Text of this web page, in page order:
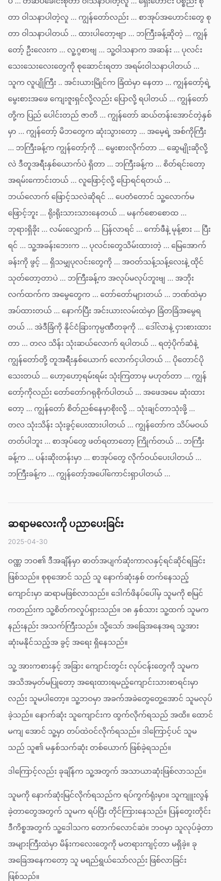
တာ ဝါသနာပါတဲ့လူ … ကျွန်တော်လည်း … စာအုပ်အဟောင်းတွေ စု
တာ ဝါသနာပါတယ် … ထားပါတော့ဗျာ … ဘကြီးခန့်ဆိုတဲ့ … ကျွန်
တော့် ဦးလေးက … လူ့ဂွစာဗျ … သူ့ဝါသနာက အဆန်း … ပုလင်း
သေးသေးလေးတွေကို စုဆောင်းရတာ အရမ်းဝါသနာပါတယ် …
သူက လူပျိုကြီး .. အင်းယားမြိုင်က ခြံထဲမှာ နေတာ … ကျွန်တော့်ရဲ့
မွေးစားအဖေ ကျေးဇူးရှင်လို့လည်း ပြောလို့ ရပါတယ် … ကျွန်တော်
တို့က ပြည် ပေါင်းတည် ဇာတိ … ကျွန်တော် ဆယ်တန်းအောင်တဲ့နှစ်
မှာ … ကျွန်တော့် မိဘတွေက ဆုံးသွားတော့ … အမေ့ရဲ့ အစ်ကိုကြီး
… ဘကြီးခန့်က ကျွန်တော့်ကို … မွေးစားလိုက်တာ … ဆွေမျိုးဆိုလို့
လဲ ဒီတူအရီးနှစ်ယောက်ပဲ ရှိတာ … ဘကြီးခန့်က … စိတ်ရင်းတော့
အရမ်းကောင်းတယ် … လူဖြောင့်လို့ ပြောရင်ရတယ် …
ဘယ်လောက် ဖြောင့်သလဲဆိုရင် … ပေတံတောင် သူ့လောက်မ
ဖြောင့်ဘူး … ရိုးရိုးသားသားနေတယ် … မနက်စောစောထ …
ဘုရားရှိခိုး … လမ်းလျှောက် … ပြန်လာရင် … ကော်ဖီနဲ့ မုန့်စား … ပြီး
ရင် … သူ့အခန်းဘေးက … ပုလင်းတွေသိမ်းထားတဲ့ … မြေအောက်
ခန်းကို ဖွင့် … ရှိသမျှပုလင်းတွေကို … အဝတ်သန့်သန့်လေးနဲ့ ထိုင်
သုတ်တော့တာပဲ … ဘကြီးခန့်က အလုပ်မလုပ်ဘူးဗျ … အဘိုး
လက်ထက်က အမွေတွေက … တော်တော်များတယ် … ဘဏ်ထဲမှာ
အပ်ထားတယ် … နောက်ပြီး အင်းယားလမ်းထဲမှာ ခြံတခြံအမွေရ
တယ် … အဲဒီခြံကို နိုင်ငံခြားကုမ္ပဏီတခုကို … ဒေါ်လာနဲ့ ငှားစားထား
တာ … တလ သိန်း သုံးဆယ်လောက် ရပါတယ် … ရတဲ့ပိုက်ဆံနဲ့
ကျွန်တော်တို့ တူအရီးနှစ်ယောက် လောက်ငှပါတယ် … ပိုတောင်ပို
သေးတယ် … ဟော့ဟော့ရမ်းရမ်း သုံးကြတာမှ မဟုတ်တာ … ကျွန်
တော့်ကိုလည်း တော်တော်ဂရုစိုက်ပါတယ် … အဖေအမေ ဆုံးထား
တော့ … ကျွန်တော် စိတ်ညစ်နေမှာစိုးလို့ … သုံးချင်တာသုံးဖို့ …
တလ သုံးသိန်း သုံးခွင့်ပေးထားပါတယ် … ကျွန်တော်က သိပ်မဝယ်
တတ်ပါဘူး … စာအုပ်တွေ ဖတ်ရတာတော့ ကြိုက်တယ် … ဘကြီး
ခန့်က … ပန်းဆိုးတန်းမှာ … စာအုပ်တွေ လိုက်ဝယ်ပေးပါတယ် …
ဘကြီးခန့်က … ကျွန်တော့်အပေါ်ကောင်းရှာပါတယ် …
ဆရာမလေးကို ပညာပေးခြင်း
2025-04-30
ဝဏ္ဏ ဘဝ၏ ဒီအချိန်မှာ ဓာတ်အပျက်ဆုံးကာလနှင့်ရင်ဆိုင်ရခြင်း
ဖြစ်သည်။ စုစုအောင် သည် သူ နောက်ဆုံးနှစ် တက်နေသည့်
ကျောင်းမှာ ဆရာမဖြစ်လာသည်။ ဒေါက်ဖိနပ်ပေါ်မှ သူမကို စမြင်
ကတည်းက သူ့စိတ်ကလှုပ်ရှားသည်။ ၁၈ နှစ်သား သူ့ထက် သူမက
နည်းနည်း အသက်ကြီးသည်။ သို့သော် အခြေအနေအရ သူ့အား
ဆုံးမနိုင်သည့်အ ခွင့် အရေး ရှိနေသည်။
သူ့ အားကစားနှင့် အခြား ကျောင်းတွင်း လုပ်ငန်းတွေကို သူမက
အသိအမှတ်မပြုတော့ အရေးထားရမည့်ကျောင်းသားစာရင်းမှာ
လည်း သူမပါတော့။ သူ့ဘဝမှာ အခက်အခဲတွေတွေ့အောင် သူမလုပ်
ခဲ့သည်။ နောက်ဆုံး သူကျောင်းက ထွက်လိုက်ရသည် အထိ။ ထောင်
မကျ အောင် သူ့မှာ တပ်ထဲဝင်လိုက်ရသည်။ ဒါကြောင့်ပင် သူမ
သည် သူ၏ မနှစ်သက်ဆုံး တစ်ယောက် ဖြစ်ခဲ့ရသည်။
ဒါကြောင့်လည်း ခုချိန်က သူ့အတွက် အသာယာဆုံးဖြစ်လာသည်။
သူမကို နောက်ဆုံးမြင်လိုက်ရသည်က ရပ်ကွက်ရုံးမှာ။ သူကျူးလွန်
ခဲ့တာတွေအတွက် သူမက ရပ်ပြီး တိုင်ကြားနေသည်။ ပြန်တွေးတိုင်း
ဒီကိစ္စအတွက် သူ့ဒေါသက တောက်လောင်ဆဲ။ ဘဝမှာ သူလုပ်ခဲ့တာ
အများကြီးထဲမှာ မိန်းကလေးတွေကို မတရားကျင့်တာ မရှိခဲ့။ ခု
အခြေအနေကတော့ သူ မရည်ရွယ်သော်လည်း ဖြစ်လာခြင်း
ဖြစ်သည်။